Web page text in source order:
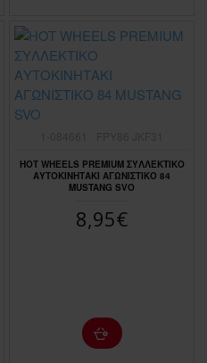
HOT WHEELS PREMIUM ΣΥΛΛΕΚΤΙΚΟ
ΑΥΤΟΚΙΝΗΤΑΚΙ ΑΓΩΝΙΣΤΙΚΟ 84
MUSTANG SVO
8,95€